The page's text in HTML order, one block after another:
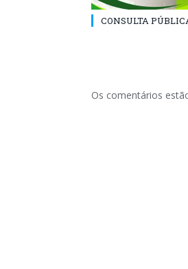
CONSULTA
Os comentários